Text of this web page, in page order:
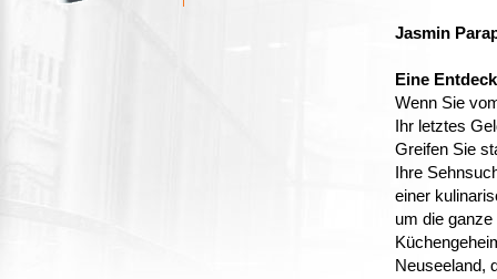
Jasmin
Eine
Wenn Sie
Ihr letztes
Greifen Sie
Ihre
einer
um die
Neuseeland,